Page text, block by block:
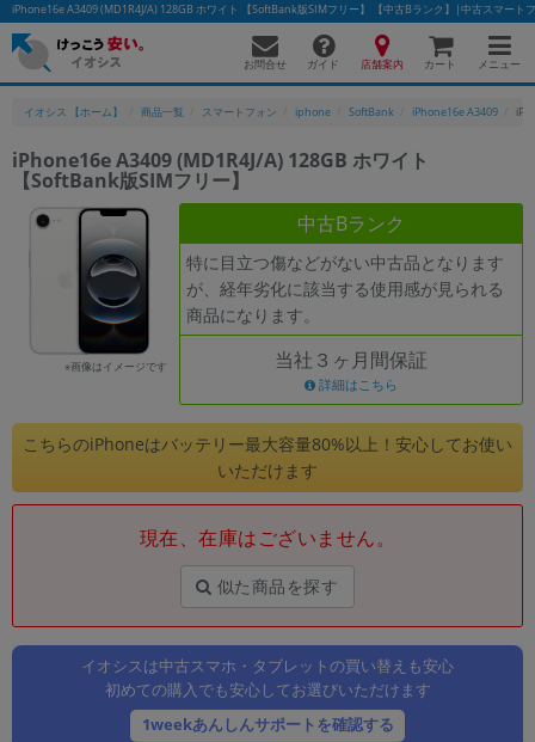
iPhone16e A3409 (MD1R4J/A) 128GB ホワイト 【SoftBank版SIMフリー】 【中古Bランク】|中古スマート
お問合せ ガイド 店舗案内 カート メニュー
イオシス 【ホーム】 商品一覧 スマートフォン iphone SoftBank iPhone16e A3409
iPhone16e A3409 (MD1R4J/A) 128GB ホワイト
【SoftBank版SIMフリー】
※画像はイメージです
中古Bランク
特に目立つ傷などがない中古品となります
が、経年劣化に該当する使用感が見られる
商品になります。
当社３ヶ月間保証
詳細はこちら
こちらのiPhoneはバッテリー最大容量80%以上！安心してお使い
いただけます
現在、在庫はございません。
似た商品を探す
イオシスは中古スマホ・タブレットの買い替えも安心
初めての購入でも安心してお選びいただけます
1weekあんしんサポートを確認する
かんたんパソコン検索に切り替える
フリーワード
除外ワード
人気の検索ワード： Let's note
「スマートフォン」「タブレット」など
シリーズ
「iPhone」「Xperia」「Galaxy」など
「Apple」「SONY」「SHARP」など
機能・特徴
商品の搭載機能による絞り込み
「5G対応」「防水」「ワンセグ」など